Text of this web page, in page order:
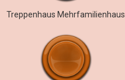
Treppenhaus Mehrfamilienhaus